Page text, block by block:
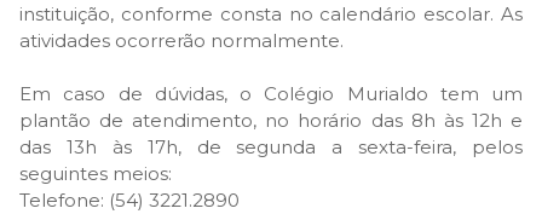
instituição, conforme consta no calendário escolar. As
atividades ocorrerão normalmente.
Em caso de dúvidas, o Colégio Murialdo tem um
plantão de atendimento, no horário das 8h às 12h e
das 13h às 17h, de segunda a sexta-feira, pelos
seguintes meios:
Telefone: (54) 3221.2890